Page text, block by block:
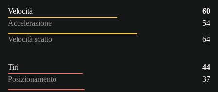
Velocità
60
Accelerazione
54
Velocità scatto
64
Tiri
44
Posizionamento
37